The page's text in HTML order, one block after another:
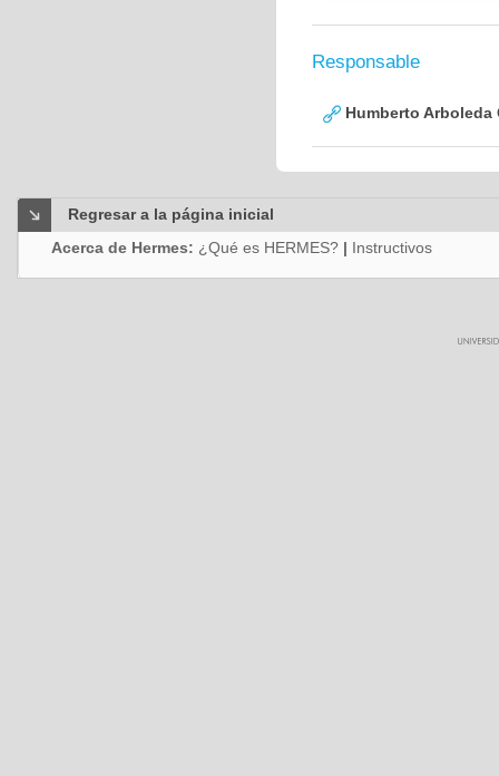
Responsable
Humberto Arboleda
Regresar a la página inicial
Acerca de Hermes: ¿Qué es HERMES? | Instructivos